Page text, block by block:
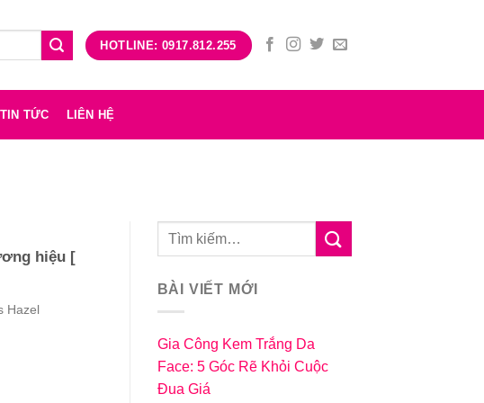
HOTLINE: 0917.812.255
TIN TỨC LIÊN HỆ
hiệu [
Hazel
BÀI VIẾT MỚI
Gia Công Kem Trắng Da
Face: 5 Góc Rẽ Khỏi Cuộc
Đua Giá